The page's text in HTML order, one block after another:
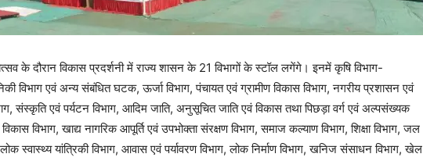
के दौरान विकास प्रदर्शनी में राज्य शासन के 21 विभागों के स्टॉल लगेंगे। इनमें कृषि विभाग-
विभाग एवं अन्य संबंधित घटक, ऊर्जा विभाग, पंचायत एवं ग्रामीण विकास विभाग, नगरीय प्रशासन एवं
संस्कृति एवं पर्यटन विभाग, आदिम जाति, अनुसूचित जाति एवं विकास तथा पिछड़ा वर्ग एवं अल्पसंख्यक
विभाग, खाद्य नागरिक आपूर्ति एवं उपभोक्ता संरक्षण विभाग, समाज कल्याण विभाग, शिक्षा विभाग, जल
स्वास्थ्य यांत्रिकी विभाग, आवास एवं पर्यावरण विभाग, लोक निर्माण विभाग, खनिज संसाधन विभाग, खेल